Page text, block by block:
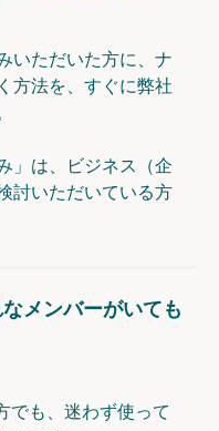
いただいた方に、ナ
方法を、すぐに弊社
」は、ビジネス（企
討いただいている方
メンバーがいても
でも、迷わず使って